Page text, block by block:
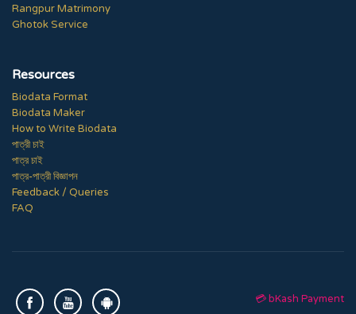
Rangpur Matrimony
Ghotok Service
Resources
Biodata Format
Biodata Maker
How to Write Biodata
পাত্রী চাই
পাত্র চাই
পাত্র-পাত্রী বিজ্ঞাপন
Feedback / Queries
FAQ
💳 bKash Payment